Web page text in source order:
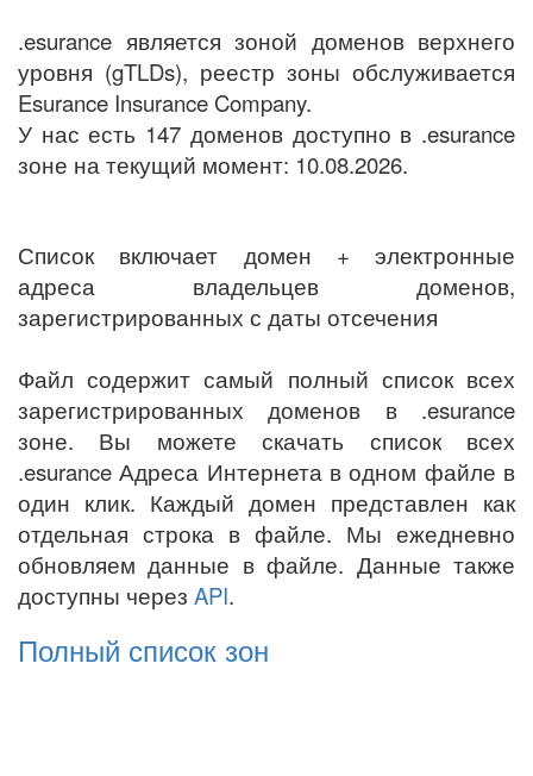
.esurance является зоной доменов верхнего
уровня (gTLDs), реестр зоны обслуживается
Esurance Insurance Company.
У нас есть 147 доменов доступно в .esurance
зоне на текущий момент: 10.08.2026.
Список включает домен + электронные
адреса владельцев доменов,
зарегистрированных с даты отсечения
Файл содержит самый полный список всех
зарегистрированных доменов в .esurance
зоне. Вы можете скачать список всех
.esurance Адреса Интернета в одном файле в
один клик. Каждый домен представлен как
отдельная строка в файле. Мы ежедневно
обновляем данные в файле. Данные также
доступны через API.
Полный список зон